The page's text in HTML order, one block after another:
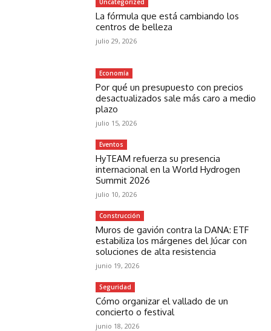
Uncategorized
La fórmula que está cambiando los
centros de belleza
julio 29, 2026
Economía
Por qué un presupuesto con precios
desactualizados sale más caro a medio
plazo
julio 15, 2026
Eventos
HyTEAM refuerza su presencia
internacional en la World Hydrogen
Summit 2026
julio 10, 2026
Construcción
Muros de gavión contra la DANA: ETF
estabiliza los márgenes del Júcar con
soluciones de alta resistencia
junio 19, 2026
Seguridad
Cómo organizar el vallado de un
concierto o festival
junio 18, 2026